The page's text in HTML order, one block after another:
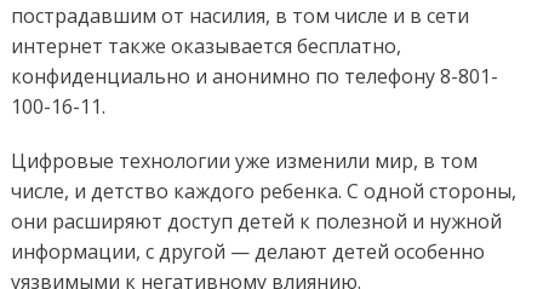
пострадавшим от насилия, в том числе и в сети
интернет также оказывается бесплатно,
конфиденциально и анонимно по телефону 8-801-
100-16-11.
Цифровые технологии уже изменили мир, в том
числе, и детство каждого ребенка. С одной стороны,
они расширяют доступ детей к полезной и нужной
информации, с другой — делают детей особенно
уязвимыми к негативному влиянию.